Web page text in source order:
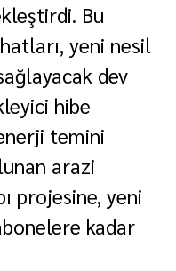
Bu
yeni nesil
dev
hibe
temini
arazi
projesine, yeni
kadar